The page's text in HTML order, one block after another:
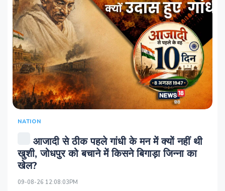
NATION
आजादी से ठीक पहले गांधी के मन में क्यों नहीं थी
खुशी, जोधपुर को बचाने में किसने बिगाड़ा जिन्ना का
खेल?
09-08-26 12:08:03PM